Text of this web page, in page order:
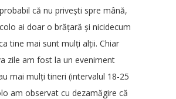
că nu privești spre mână,
ai doar o brățară și nicidecum
tine mai sunt mulți alții. Chiar
zile am fost la un eveniment
mai mulți tineri (intervalul 18-25
am observat cu dezamăgire că